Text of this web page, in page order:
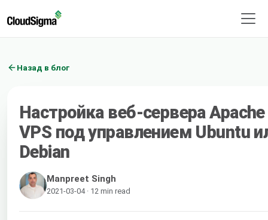
Назад в блог
Настройка веб-сервера Apache
VPS под управлением Ubuntu
Debian
Manpreet Singh
2021-03-04 · 12 min read